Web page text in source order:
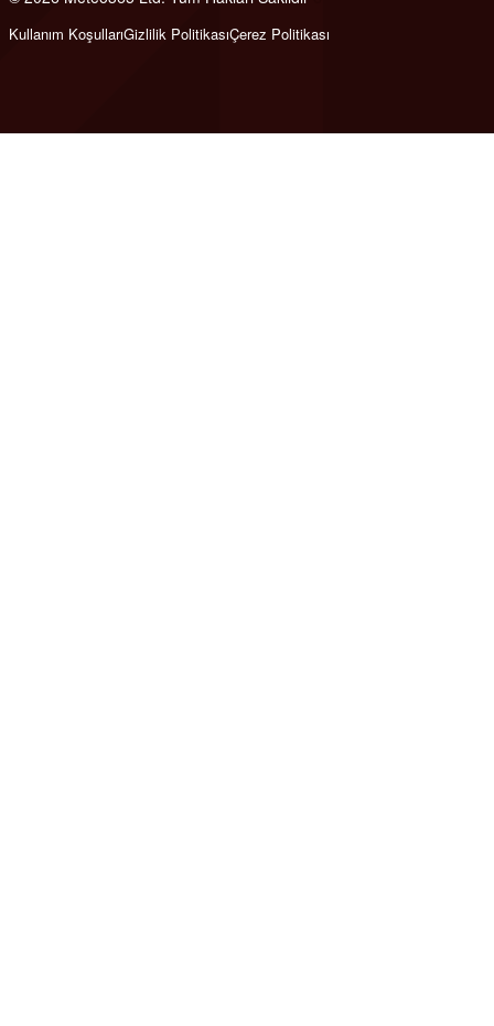
Kullanım KoşullarıGizlilik PolitikasıÇerez Politikası